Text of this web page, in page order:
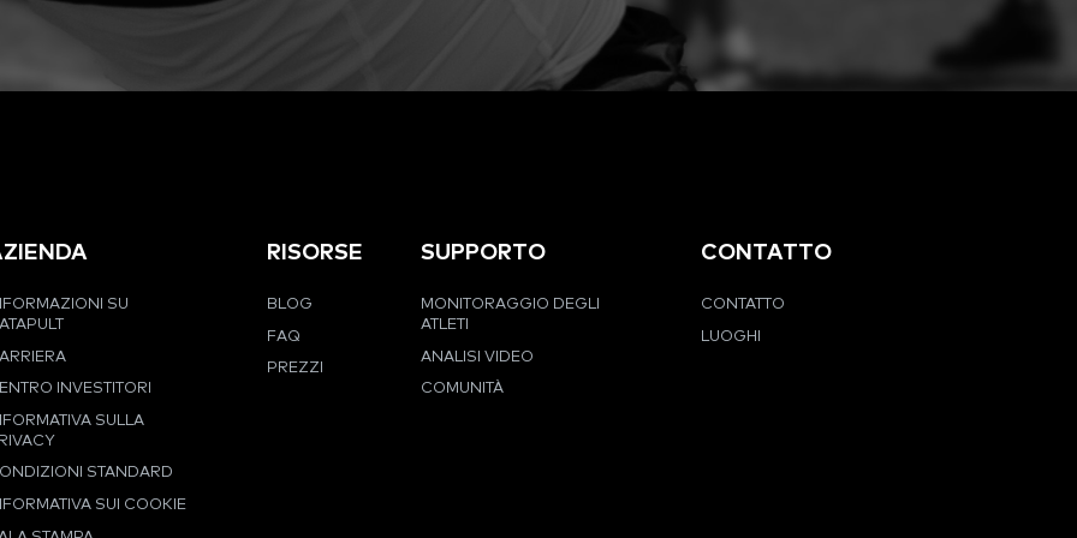
SU
INVESTITORI
SULLA
STANDARD
SUI COOKIE
RISORSE
BLOG
FAQ
PREZZI
SUPPORTO
MONITORAGGIO DEGLI
ATLETI
ANALISI VIDEO
COMUNITÀ
CONTATTO
CONTATTO
LUOGHI